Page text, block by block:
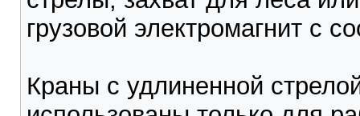
грузовой электромагнит с
Краны с удлиненной